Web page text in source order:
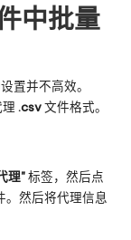
中批量
置并不高效。
.csv文件格式。
理"标签，然后点
。然后将代理信息